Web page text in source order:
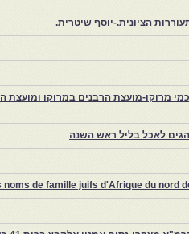
מרוקו-מועצת הרבנים במרוקו ומועצת
לאכל בליל ראש השנה
noms de famille juifs d'Afrique du nord